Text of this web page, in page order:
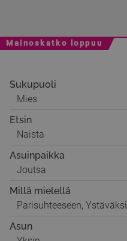
Mainoskatko loppuu
Sukupuoli
Mies
Etsin
Naista
Asuinpaikka
Joutsa
Millä mielellä
Parisuhteeseen, Ystäväksi
Asun